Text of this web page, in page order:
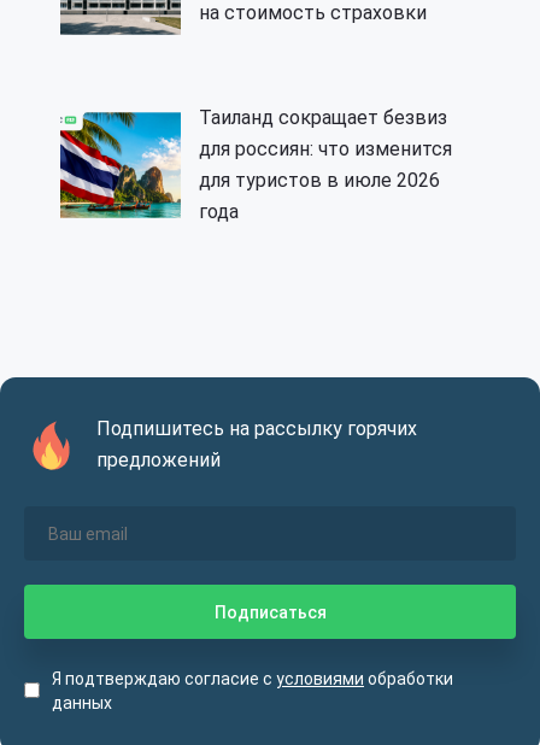
на стоимость страховки
Таиланд сокращает безвиз
для россиян: что изменится
для туристов в июле 2026
года
Подпишитесь на рассылку горячих
предложений
Я подтверждаю согласие с условиями обработки
данных